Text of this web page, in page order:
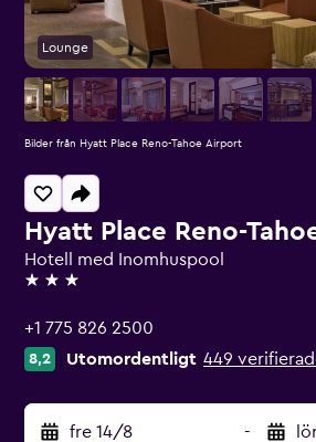
Hyatt Place Reno-
Hotell med Inomhuspool
3 stjärnor
+1 775 826 2500
8,2 Utomordentligt 449
fre 14/8 -
Lounge
Bilder från Hyatt Place Reno-Tahoe Airport